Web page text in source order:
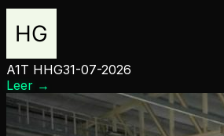
A1T HHG31-07-2026
Leer →